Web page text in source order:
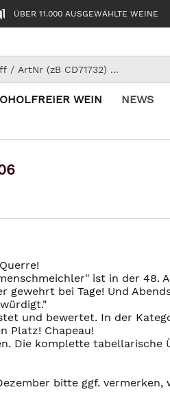
ÜBER 11.000 AUSGEWÄHLTE WEINE
WEIN NEWS
ist in der 48.
bei Tage! Und
und bewertet. In der
Platz! Chapeau!
Die komplette
bitte ggf.